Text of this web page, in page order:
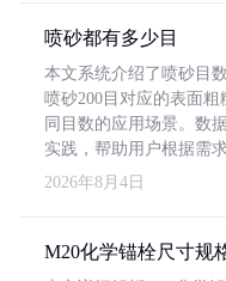
喷砂都有多少目
本文系统介绍了喷砂目
喷砂200目对应的表面粗
同目数的应用场景。数
实践，帮助用户根据需
2026年8月4日
M20化学锚栓尺寸规